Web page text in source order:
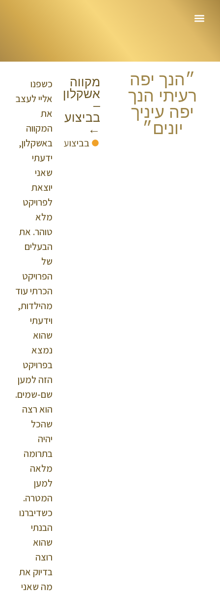
״הנך יפה
רעיתי הנך
יפה עיניך
יונים״
מקווה
אשקלון
–
בביצוע
←
בביצוע
כשפנו
אליי לעצב
את
המקווה
באשקלון,
ידעתי
שאני
יוצאת
לפרויקט
מלא
טוהר. את
הבעלים
של
הפרויקט
הכרתי עוד
מהילדות,
וידעתי
שהוא
נמצא
בפרויקט
הזה למען
שם-שמים.
הוא רצה
שהכל
יהיה
בתרומה
מלאה
למען
המטרה.
כשדיברנו
הבנתי
שהוא
רוצה
בדיוק את
מה שאני